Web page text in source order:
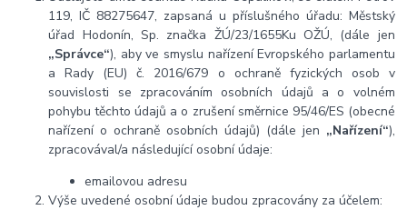
119, IČ 88275647, zapsaná u příslušného úřadu: Městský
úřad Hodonín, Sp. značka ŽÚ/23/1655Ku OŽÚ, (dále jen
„Správce“), aby ve smyslu nařízení Evropského parlamentu
a Rady (EU) č. 2016/679 o ochraně fyzických osob v
souvislosti se zpracováním osobních údajů a o volném
pohybu těchto údajů a o zrušení směrnice 95/46/ES (obecné
nařízení o ochraně osobních údajů) (dále jen „Nařízení“),
zpracovával/a následující osobní údaje:
emailovou adresu
Výše uvedené osobní údaje budou zpracovány za účelem: